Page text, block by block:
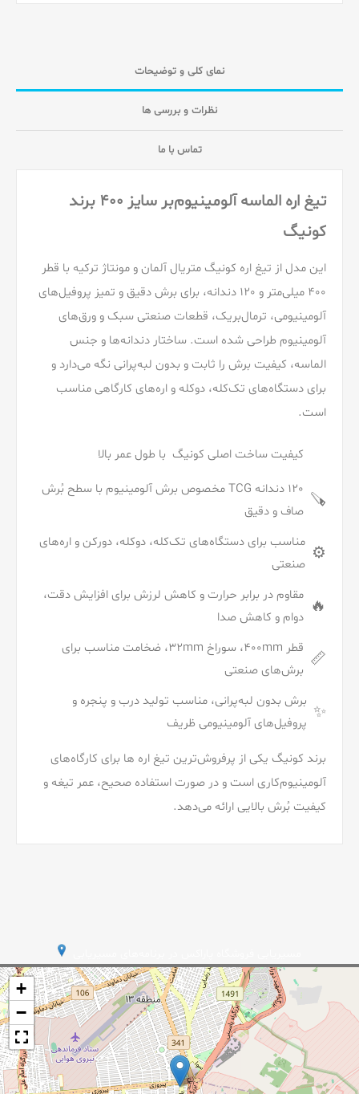
نمای کلی و توضیحات
نظرات و بررسی ها
تماس با ما
تیغ اره الماسه آلومینیوم‌بر سایز 400 برند
کونیگ
این مدل از تیغ اره کونیگ متریال آلمان و مونتاژ ترکیه با قطر
400 میلی‌متر و 120 دندانه، برای برش دقیق و تمیز پروفیل‌های
آلومینیومی، ترمال‌بریک، قطعات صنعتی سبک و ورق‌های
آلومینیوم طراحی شده است. ساختار دندانه‌ها و جنس
الماسه، کیفیت برش را ثابت و بدون لبه‌پرانی نگه می‌دارد و
برای دستگاه‌های تک‌کله، دوکله و اره‌های کارگاهی مناسب
است.
کیفیت ساخت اصلی کونیگ با طول عمر بالا
🪚
120 دندانه TCG مخصوص برش آلومینیوم با سطح بُرش
صاف و دقیق
⚙️
مناسب برای دستگاه‌های تک‌کله، دوکله، دورکن و اره‌های
صنعتی
🔥
مقاوم در برابر حرارت و کاهش لرزش برای افزایش دقت،
دوام و کاهش صدا
📏
قطر 400mm، سوراخ 32mm، ضخامت مناسب برای
برش‌های صنعتی
✨
برش بدون لبه‌پرانی، مناسب تولید درب و پنجره و
پروفیل‌های آلومینیومی ظریف
برند کونیگ یکی از پرفروش‌ترین تیغ اره ها برای کارگاه‌های
آلومینیوم‌کاری است و در صورت استفاده صحیح، عمر تیغه و
کیفیت بُرش بالایی ارائه می‌دهد.
+
−